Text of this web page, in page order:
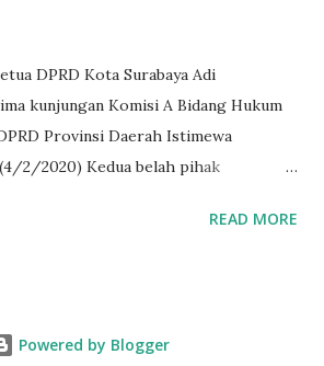
DPRD Kota Surabaya Adi
kunjungan Komisi A Bidang Hukum
Provinsi Daerah Istimewa
2/2020) Kedua belah pihak
Pancasila. Turut dalam rombongan
peninggalan HOS Tjokroaminoto,
READ MORE
Powered by Blogger